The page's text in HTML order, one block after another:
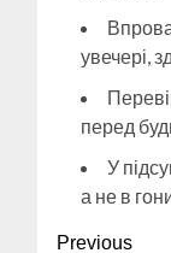
увечері,
перед
У
а не в
Previous